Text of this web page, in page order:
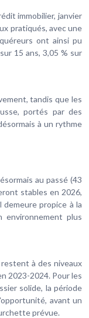
immobilier, janvier
pratiqués, avec une
ont ainsi pu
15 ans, 3,05 % sur
tandis que les
portés par des
à un rythme
au passé (43
stables en 2026,
propice à la
environnement plus
à des niveaux
2023-2024. Pour les
solide, la période
avant un
prévue.